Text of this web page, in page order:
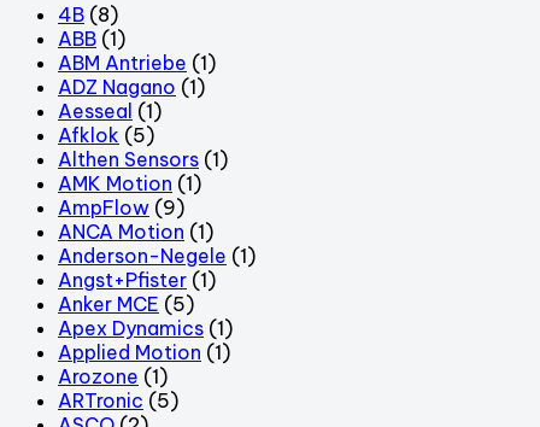
4B (8)
ABB (1)
ABM Antriebe (1)
ADZ Nagano (1)
Aesseal (1)
Afklok (5)
Althen Sensors (1)
AMK Motion (1)
AmpFlow (9)
ANCA Motion (1)
Anderson-Negele (1)
Angst+Pfister (1)
Anker MCE (5)
Apex Dynamics (1)
Applied Motion (1)
Arozone (1)
ARTronic (5)